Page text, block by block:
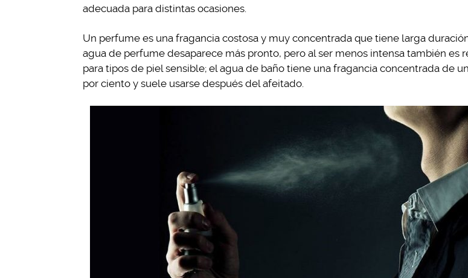
adecuada para distintas ocasiones.
Un perfume es una fragancia costosa y muy concentrada que tiene larga
agua de perfume desaparece más pronto, pero al ser menos intensa también es
para tipos de piel sensible; el agua de baño tiene una fragancia concentrada de
por ciento y suele usarse después del afeitado.